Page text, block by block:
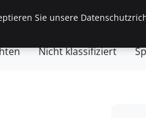
Frauen / Mode Geschäft
Nicht klassifiziert
Sie unsere